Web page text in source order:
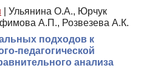
Ульянина О.А., Юрчук
А.П., Розвезева А.К.
подходов к
педагогической
анализа